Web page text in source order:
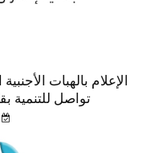
الإعلام بالهبات
تواصل للتنمية بقابس